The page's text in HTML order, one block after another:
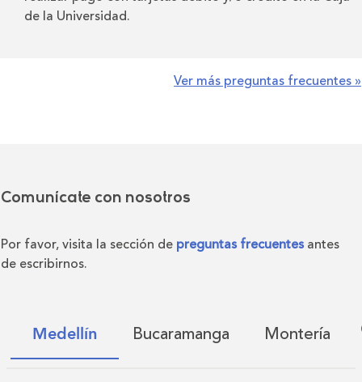
de la Universidad.
Ver más preguntas frecuentes »
Comunícate con nosotros
Por favor, visita la sección de preguntas frecuentes antes
de escribirnos.
Medellín Bucaramanga Montería